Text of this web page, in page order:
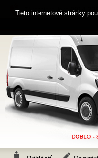
Zákaznícka linka 0914
Tieto internetové stránky